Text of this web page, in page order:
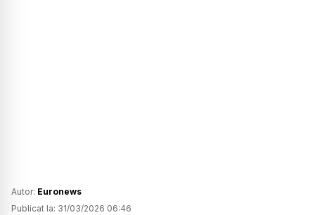
Autor: Euronews
Publicat la: 31/03/2026 06:46